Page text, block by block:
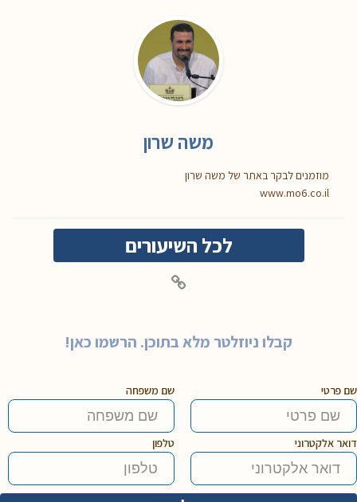
משה שרון
מוזמנים לבקר באתר של משה שרון
www.mo6.co.il
לכל השיעורים
קבלו ניוזלטר מלא בתוכן. הרשמו כאן!
שם פרטי שם משפחה
דואר אלקטרוני טלפון